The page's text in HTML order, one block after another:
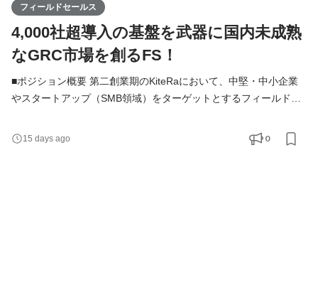
フィールドセールス
4,000社超導入の基盤を武器に国内未成熟
なGRC市場を創るFS！
■ポジション概要 第二創業期のKiteRaにおいて、中堅・中小企業
やスタートアップ（SMB領域）をターゲットとするフィールドセ
ークホルダーへのソリューション提案を通じ、企業のガバナンス
強化や業務効率化といった経営課題の解決を推進することがミッ
15 days ago 0